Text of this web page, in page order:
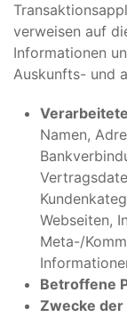
verweisen auf
Informationen
Auskunfts- und
Namen,
Webseiten,
Meta-/
Betroffene
Zwecke